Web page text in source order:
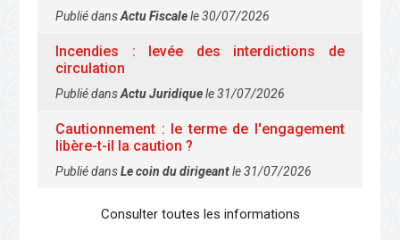
Publié dansActu Fiscalele 30/07/2026
Incendies : levée des interdictions de
circulation
Publié dansActu Juridiquele 31/07/2026
Cautionnement : le terme de l'engagement
libère-t-il la caution ?
Publié dansLe coin du dirigeantle 31/07/2026
Consulter toutes les informations